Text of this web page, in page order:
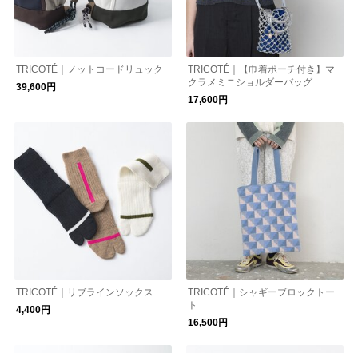
TRICOTÉ｜ノットコードリュック
39,600円
TRICOTÉ｜【巾着ポーチ付き】マ
クラメミニショルダーバッグ
17,600円
TRICOTÉ｜リブラインソックス
4,400円
TRICOTÉ｜シャギーブロックトー
ト
16,500円